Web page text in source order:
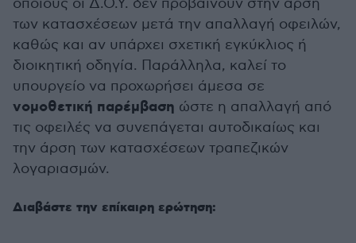
οποίους οι Δ.Ο.Υ. δεν προβαίνουν στην άρση
των κατασχέσεων μετά την απαλλαγή οφειλών,
καθώς και αν υπάρχει σχετική εγκύκλιος ή
διοικητική οδηγία. Παράλληλα, καλεί το
υπουργείο να προχωρήσει άμεσα σε
νομοθετική παρέμβαση ώστε η απαλλαγή από
τις οφειλές να συνεπάγεται αυτοδικαίως και
την άρση των κατασχέσεων τραπεζικών
λογαριασμών.
Διαβάστε την επίκαιρη ερώτηση: